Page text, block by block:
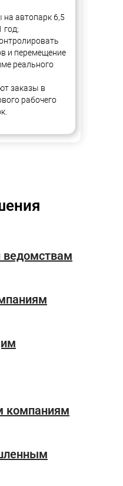
автопарк 6,5
год;
и перемещение
реального
заказы в
рабочего
ведомствам
компаниям